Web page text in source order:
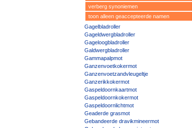
verberg synoniemen
toon alleen geaccepteerde namen
Gagelbladroller
Gageldwergbladroller
Gageloogbladroller
Galdwergbladroller
Gammapalpmot
Ganzenvoetkokermot
Ganzenvoetzandvleugeltje
Ganzerikkokermot
Gaspeldoornkaartmot
Gaspeldoornkokermot
Gaspeldoornlichtmot
Geaderde grasmot
Gebandeerde dravikmineermot